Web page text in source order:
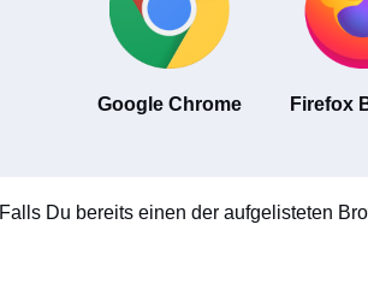
Google Chrome Firefox
Falls Du bereits einen der aufgelisteten